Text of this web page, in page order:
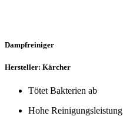
Dampfreiniger
Hersteller: Kärcher
Tötet Bakterien ab
Hohe Reinigungs­leistung